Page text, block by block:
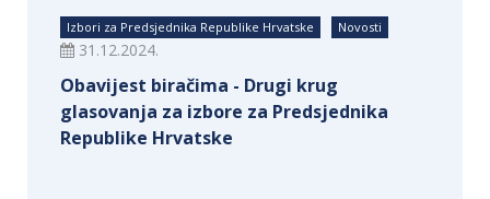
Izbori za Predsjednika Republike Hrvatske Novosti
31.12.2024.
Obavijest biračima - Drugi krug
glasovanja za izbore za Predsjednika
Republike Hrvatske